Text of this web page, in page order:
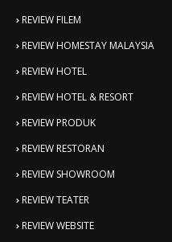
REVIEW FILEM
REVIEW HOMESTAY MALAYSIA
REVIEW HOTEL
REVIEW HOTEL & RESORT
REVIEW PRODUK
REVIEW RESTORAN
REVIEW SHOWROOM
REVIEW TEATER
REVIEW WEBSITE